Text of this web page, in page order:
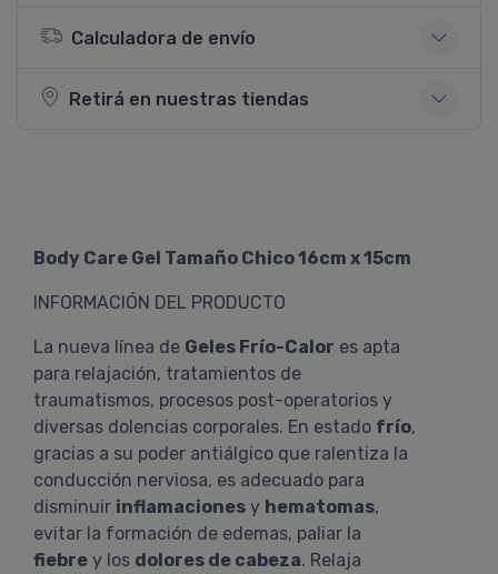
Calculadora de envío
Retirá en nuestras tiendas
Body Care Gel Tamaño Chico 16cm x 15cm
INFORMACIÓN DEL PRODUCTO
La nueva línea de Geles Frío-Calor es apta
para relajación, tratamientos de
traumatismos, procesos post-operatorios y
diversas dolencias corporales. En estado frío,
gracias a su poder antiálgico que ralentiza la
conducción nerviosa, es adecuado para
disminuir inflamaciones y hematomas,
evitar la formación de edemas, paliar la
fiebre y los dolores de cabeza. Relaja